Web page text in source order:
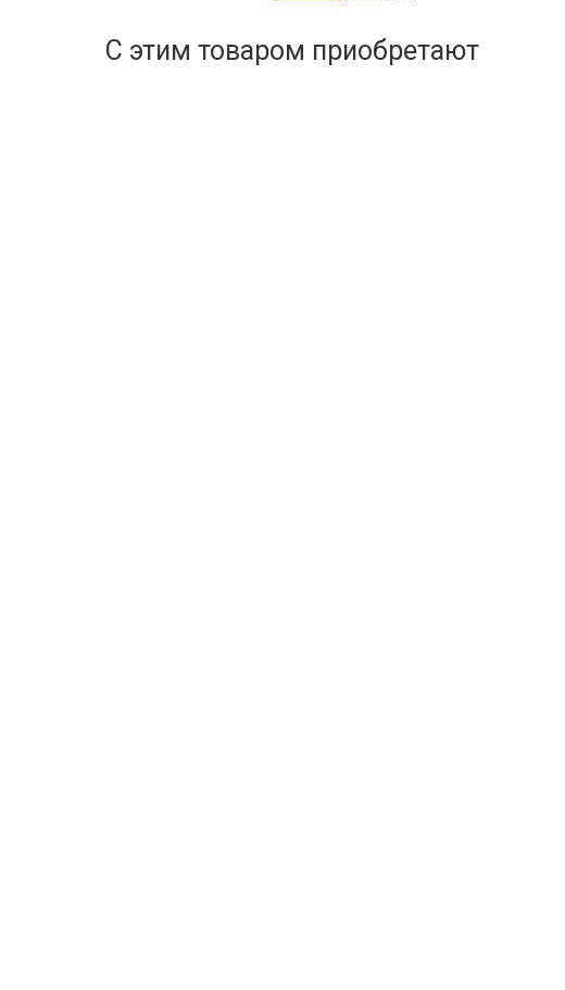
С этим товаром приобретают